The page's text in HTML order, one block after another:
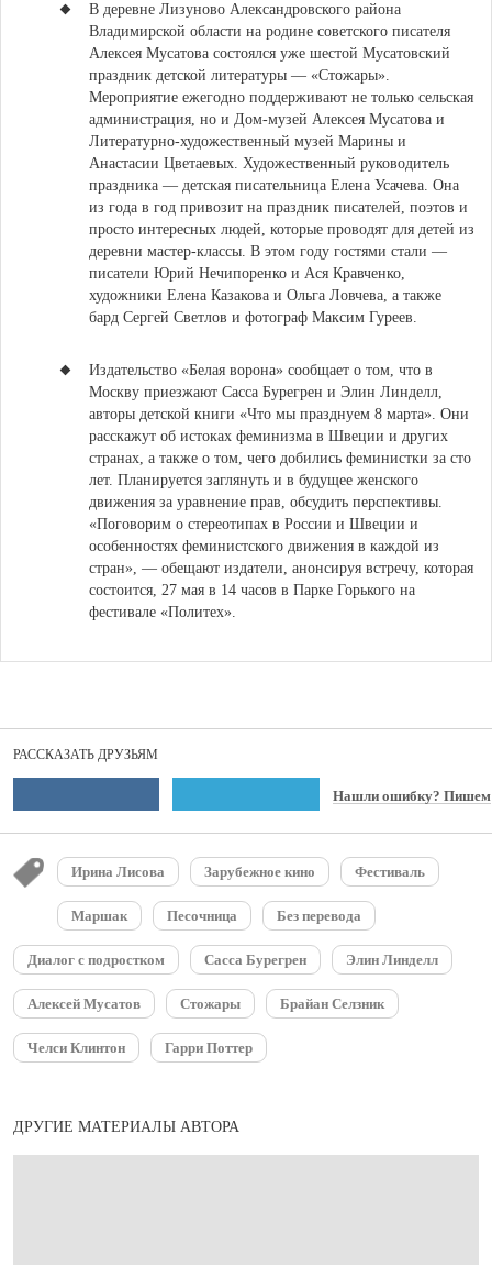
В деревне Лизуново Александровского района
Владимирской области на родине советского писателя
Алексея Мусатова состоялся уже шестой Мусатовский
праздник детской литературы — «Стожары».
Мероприятие ежегодно поддерживают не только сельская
администрация, но и Дом-музей Алексея Мусатова и
Литературно-художественный музей Марины и
Анастасии Цветаевых. Художественный руководитель
праздника — детская писательница Елена Усачева. Она
из года в год привозит на праздник писателей, поэтов и
просто интересных людей, которые проводят для детей из
деревни мастер-классы. В этом году гостями стали —
писатели Юрий Нечипоренко и Ася Кравченко,
художники Елена Казакова и Ольга Ловчева, а также
бард Сергей Светлов и фотограф Максим Гуреев.
Издательство «Белая ворона» сообщает о том, что в
Москву приезжают Сасса Бурегрен и Элин Линделл,
авторы детской книги «Что мы празднуем 8 марта». Они
расскажут об истоках феминизма в Швеции и других
странах, а также о том, чего добились феминистки за сто
лет. Планируется заглянуть и в будущее женского
движения за уравнение прав, обсудить перспективы.
«Поговорим о стереотипах в России и Швеции и
особенностях феминистского движения в каждой из
стран», — обещают издатели, анонсируя встречу, которая
состоится, 27 мая в 14 часов в Парке Горького на
фестивале «Политех».
РАССКАЗАТЬ ДРУЗЬЯМ
Нашли ошибку? Пишем
Ирина Лисова Зарубежное кино Фестиваль
Маршак Песочница Без перевода
Диалог с подростком Сасса Бурегрен Элин Линделл
Алексей Мусатов Стожары Брайан Селзник
Челси Клинтон Гарри Поттер
ДРУГИЕ МАТЕРИАЛЫ АВТОРА